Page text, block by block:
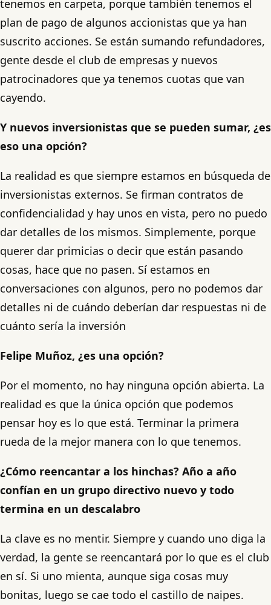
tenemos en carpeta, porque también tenemos el
plan de pago de algunos accionistas que ya han
suscrito acciones. Se están sumando refundadores,
gente desde el club de empresas y nuevos
patrocinadores que ya tenemos cuotas que van
cayendo.
Y nuevos inversionistas que se pueden sumar, ¿es
eso una opción?
La realidad es que siempre estamos en búsqueda de
inversionistas externos. Se firman contratos de
confidencialidad y hay unos en vista, pero no puedo
dar detalles de los mismos. Simplemente, porque
querer dar primicias o decir que están pasando
cosas, hace que no pasen. Sí estamos en
conversaciones con algunos, pero no podemos dar
detalles ni de cuándo deberían dar respuestas ni de
cuánto sería la inversión
Felipe Muñoz, ¿es una opción?
Por el momento, no hay ninguna opción abierta. La
realidad es que la única opción que podemos
pensar hoy es lo que está. Terminar la primera
rueda de la mejor manera con lo que tenemos.
¿Cómo reencantar a los hinchas? Año a año
confían en un grupo directivo nuevo y todo
termina en un descalabro
La clave es no mentir. Siempre y cuando uno diga la
verdad, la gente se reencantará por lo que es el club
en sí. Si uno mienta, aunque siga cosas muy
bonitas, luego se cae todo el castillo de naipes.